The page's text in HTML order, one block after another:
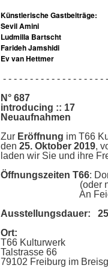
Künstlerische Gastbeiträge:
Sevil Amini
Ludmilla Bartscht
Farideh Jamshidi
Ev van Hettmer
- - - - - - - - - - - - - - - - - - -
N° 687
introducing :: 17
Neuaufnahmen
Zur Eröffnung im T66
den 25. Oktober 2019,
laden wir Sie und ihre
Öffnungszeiten T66:
(oder nach
An Feiertagen
Ausstellungsdauer:
Ort:
T66 Kulturwerk
Talstrasse 66
79102 Freiburg im